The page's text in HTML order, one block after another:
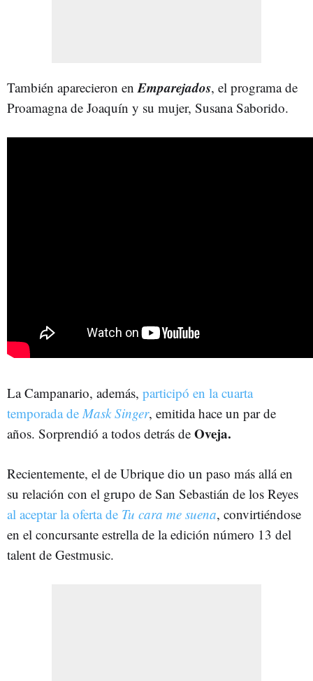
También aparecieron en Emparejados, el programa de
Proamagna de Joaquín y su mujer, Susana Saborido.
La Campanario, además, participó en la cuarta
temporada de Mask Singer, emitida hace un par de
años. Sorprendió a todos detrás de Oveja.
Recientemente, el de Ubrique dio un paso más allá en
su relación con el grupo de San Sebastián de los Reyes
al aceptar la oferta de Tu cara me suena, convirtiéndose
en el concursante estrella de la edición número 13 del
talent de Gestmusic.